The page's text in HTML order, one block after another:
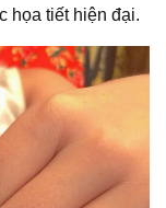
họa tiết hiện đại.